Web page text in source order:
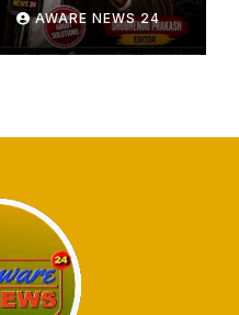
AWARE NEWS 24